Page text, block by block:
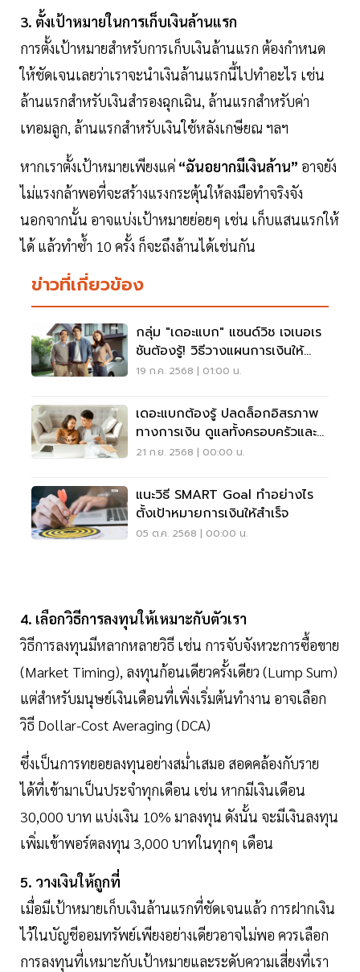
3. ตั้งเป้าหมายในการเก็บเงินล้านแรก
การตั้งเป้าหมายสำหรับการเก็บเงินล้านแรก ต้องกำหนด
ให้ชัดเจนเลยว่าเราจะนำเงินล้านแรกนี้ไปทำอะไร เช่น
ล้านแรกสำหรับเงินสำรองฉุกเฉิน, ล้านแรกสำหรับค่า
เทอมลูก, ล้านแรกสำหรับเงินใช้หลังเกษียณ ฯลฯ
หากเราตั้งเป้าหมายเพียงแค่ “ฉันอยากมีเงินล้าน” อาจยัง
ไม่แรงกล้าพอที่จะสร้างแรงกระตุ้นให้ลงมือทำจริงจัง
นอกจากนั้น อาจแบ่งเป้าหมายย่อยๆ เช่น เก็บแสนแรกให้
ได้ แล้วทำซ้ำ 10 ครั้ง ก็จะถึงล้านได้เช่นกัน
ข่าวที่เกี่ยวข้อง
กลุ่ม "เดอะแบก" แซนด์วิช เจเนอเร
ชันต้องรู้! วิธีวางแผนการเงินให้
พอใช้
19 ก.ค. 2568 | 01:00 น.
เดอะแบกต้องรู้ ปลดล็อกอิสรภาพ
ทางการเงิน ดูแลทั้งครอบครัวและ
ตัวเอง
21 ก.ย. 2568 | 00:00 น.
แนะวิธี SMART Goal ทำอย่างไร
ตั้งเป้าหมายการเงินให้สำเร็จ
05 ต.ค. 2568 | 00:00 น.
4. เลือกวิธีการลงทุนให้เหมาะกับตัวเรา
วิธีการลงทุนมีหลากหลายวิธี เช่น การจับจังหวะการซื้อขาย
(Market Timing), ลงทุนก้อนเดียวครั้งเดียว (Lump Sum)
แต่สำหรับมนุษย์เงินเดือนที่เพิ่งเริ่มต้นทำงาน อาจเลือก
วิธี Dollar-Cost Averaging (DCA)
ซึ่งเป็นการทยอยลงทุนอย่างสม่ำเสมอ สอดคล้องกับราย
ได้ที่เข้ามาเป็นประจำทุกเดือน เช่น หากมีเงินเดือน
30,000 บาท แบ่งเงิน 10% มาลงทุน ดังนั้น จะมีเงินลงทุน
เพิ่มเข้าพอร์ตลงทุน 3,000 บาทในทุกๆ เดือน
5. วางเงินให้ถูกที่
เมื่อมีเป้าหมายเก็บเงินล้านแรกที่ชัดเจนแล้ว การฝากเงิน
ไว้ในบัญชีออมทรัพย์เพียงอย่างเดียวอาจไม่พอ ควรเลือก
การลงทุนที่เหมาะกับเป้าหมายและระดับความเสี่ยงที่เรา